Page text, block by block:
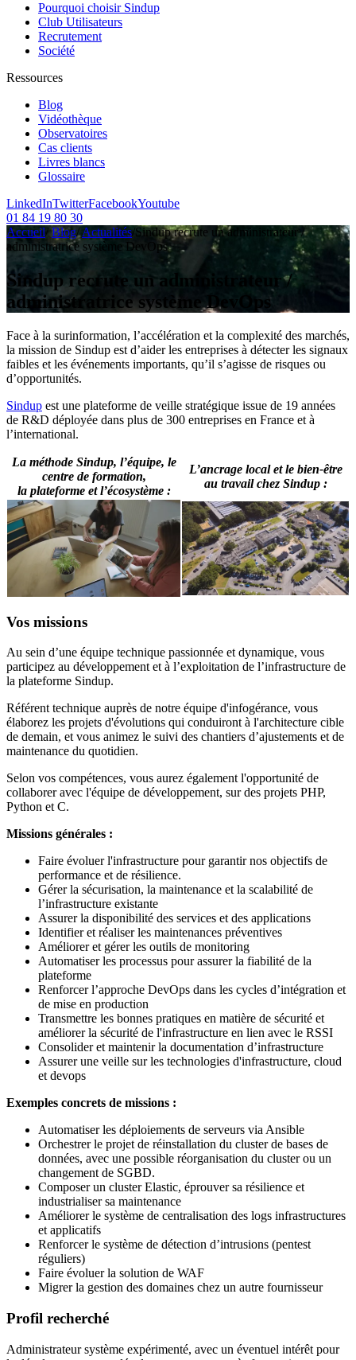
Pourquoi choisir Sindup
Club Utilisateurs
Recrutement
Société
Ressources
Blog
Vidéothèque
Observatoires
Cas clients
Livres blancs
Glossaire
LinkedInTwitterFacebookYoutube
01 84 19 80 30
Accueil/ Blog/ Actualités/Sindup recrute un administrateur /
administratrice système DevOps
Sindup recrute un administrateur /
administratrice système DevOps
Face à la surinformation, l’accélération et la complexité des marchés,
la mission de Sindup est d’aider les entreprises à détecter les signaux
faibles et les événements importants, qu’il s’agisse de risques ou
d’opportunités.
Sindup est une plateforme de veille stratégique issue de 19 années
de R&D déployée dans plus de 300 entreprises en France et à
l’international.
La méthode Sindup, l’équipe, le
centre de formation,
la plateforme et l’écosystème :
L’ancrage local et le bien-être
au travail chez Sindup :
Vos missions
Au sein d’une équipe technique passionnée et dynamique, vous
participez au développement et à l’exploitation de l’infrastructure de
la plateforme Sindup.
Référent technique auprès de notre équipe d'infogérance, vous
élaborez les projets d'évolutions qui conduiront à l'architecture cible
de demain, et vous animez le suivi des chantiers d’ajustements et de
maintenance du quotidien.
Selon vos compétences, vous aurez également l'opportunité de
collaborer avec l'équipe de développement, sur des projets PHP,
Python et C.
Missions générales :
Faire évoluer l'infrastructure pour garantir nos objectifs de
performance et de résilience.
Gérer la sécurisation, la maintenance et la scalabilité de
l’infrastructure existante
Assurer la disponibilité des services et des applications
Identifier et réaliser les maintenances préventives
Améliorer et gérer les outils de monitoring
Automatiser les processus pour assurer la fiabilité de la
plateforme
Renforcer l’approche DevOps dans les cycles d’intégration et
de mise en production
Transmettre les bonnes pratiques en matière de sécurité et
améliorer la sécurité de l'infrastructure en lien avec le RSSI
Consolider et maintenir la documentation d’infrastructure
Assurer une veille sur les technologies d'infrastructure, cloud
et devops
Exemples concrets de missions :
Automatiser les déploiements de serveurs via Ansible
Orchestrer le projet de réinstallation du cluster de bases de
données, avec une possible réorganisation du cluster ou un
changement de SGBD.
Composer un cluster Elastic, éprouver sa résilience et
industrialiser sa maintenance
Améliorer le système de centralisation des logs infrastructures
et applicatifs
Renforcer le système de détection d’intrusions (pentest
réguliers)
Faire évoluer la solution de WAF
Migrer la gestion des domaines chez un autre fournisseur
Profil recherché
Administrateur système expérimenté, avec un éventuel intérêt pour